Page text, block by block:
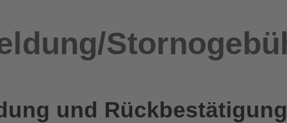
und Rückbestätigung